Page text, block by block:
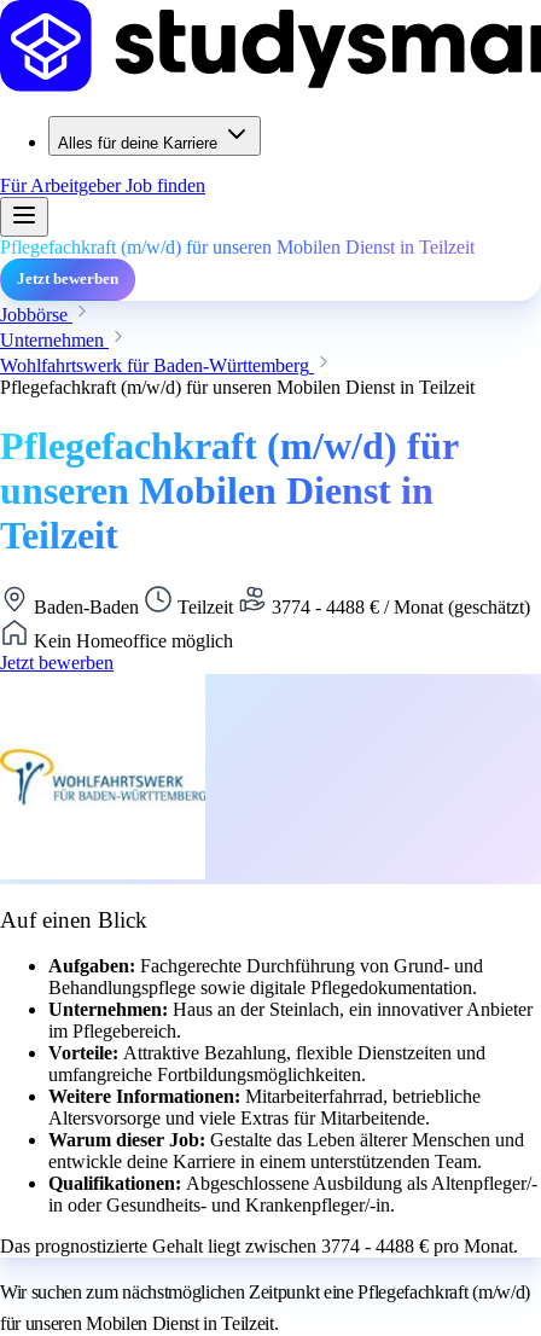
Alles für deine Karriere
Für ArbeitgeberJob finden
Pflegefachkraft (m/w/d) für unseren Mobilen Dienst in Teilzeit
Jetzt bewerben
Jobbörse
Unternehmen
Wohlfahrtswerk für Baden-Württemberg
Pflegefachkraft (m/w/d) für unseren Mobilen Dienst in Teilzeit
Pflegefachkraft (m/w/d) für
unseren Mobilen Dienst in
Teilzeit
Baden-Baden Teilzeit
3774 - 4488 € / Monat (geschätzt)
Kein Homeoffice möglich
Jetzt bewerben
Auf einen Blick
Aufgaben: Fachgerechte Durchführung von Grund- und
Behandlungspflege sowie digitale Pflegedokumentation.
Unternehmen: Haus an der Steinlach, ein innovativer Anbieter
im Pflegebereich.
Vorteile: Attraktive Bezahlung, flexible Dienstzeiten und
umfangreiche Fortbildungsmöglichkeiten.
Weitere Informationen: Mitarbeiterfahrrad, betriebliche
Altersvorsorge und viele Extras für Mitarbeitende.
Warum dieser Job: Gestalte das Leben älterer Menschen und
entwickle deine Karriere in einem unterstützenden Team.
Qualifikationen: Abgeschlossene Ausbildung als Altenpfleger/-
in oder Gesundheits- und Krankenpfleger/-in.
Das prognostizierte Gehalt liegt zwischen 3774 - 4488 € pro Monat.
Wir suchen zum nächstmöglichen Zeitpunkt eine Pflegefachkraft (m/w/d)
für unseren Mobilen Dienst in Teilzeit.